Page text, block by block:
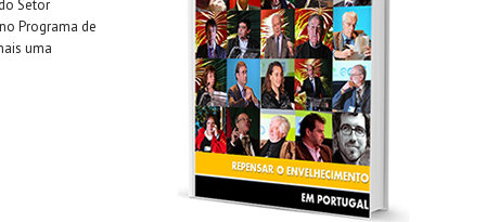
Setor
Programa de
uma